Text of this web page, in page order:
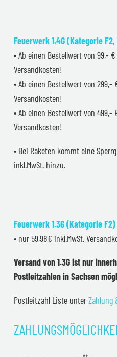
Feuerwerk 1.4G (Kategorie F2,
• Ab einen Bestellwert von 99,-
Versandkosten!
• Ab einen Bestellwert von
Versandkosten!
• Ab einen Bestellwert von
Versandkosten!
• Bei Raketen kommt eine
inkl.MwSt. hinzu.
Feuerwerk 1.3G (Kategorie F2)
• nur 59,98€ inkl.MwSt.
Versand von 1.3G ist nur
Postleitzahlen in Sachsen
Postleitzahl Liste unterZahlung